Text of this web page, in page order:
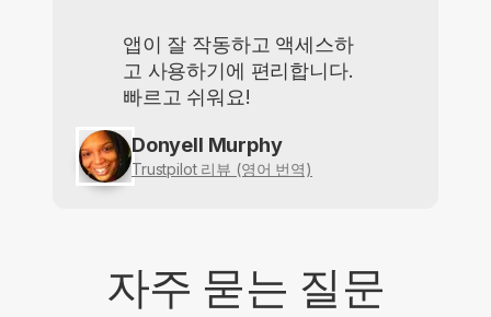
앱이 잘 작동하고 액세스하
고 사용하기에 편리합니다.
빠르고 쉬워요!
Donyell Murphy
Trustpilot 리뷰 (영어 번역)
자주 묻는 질문